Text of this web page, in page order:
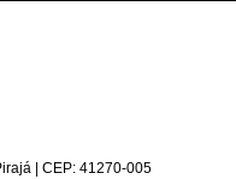
| CEP: 41270-005